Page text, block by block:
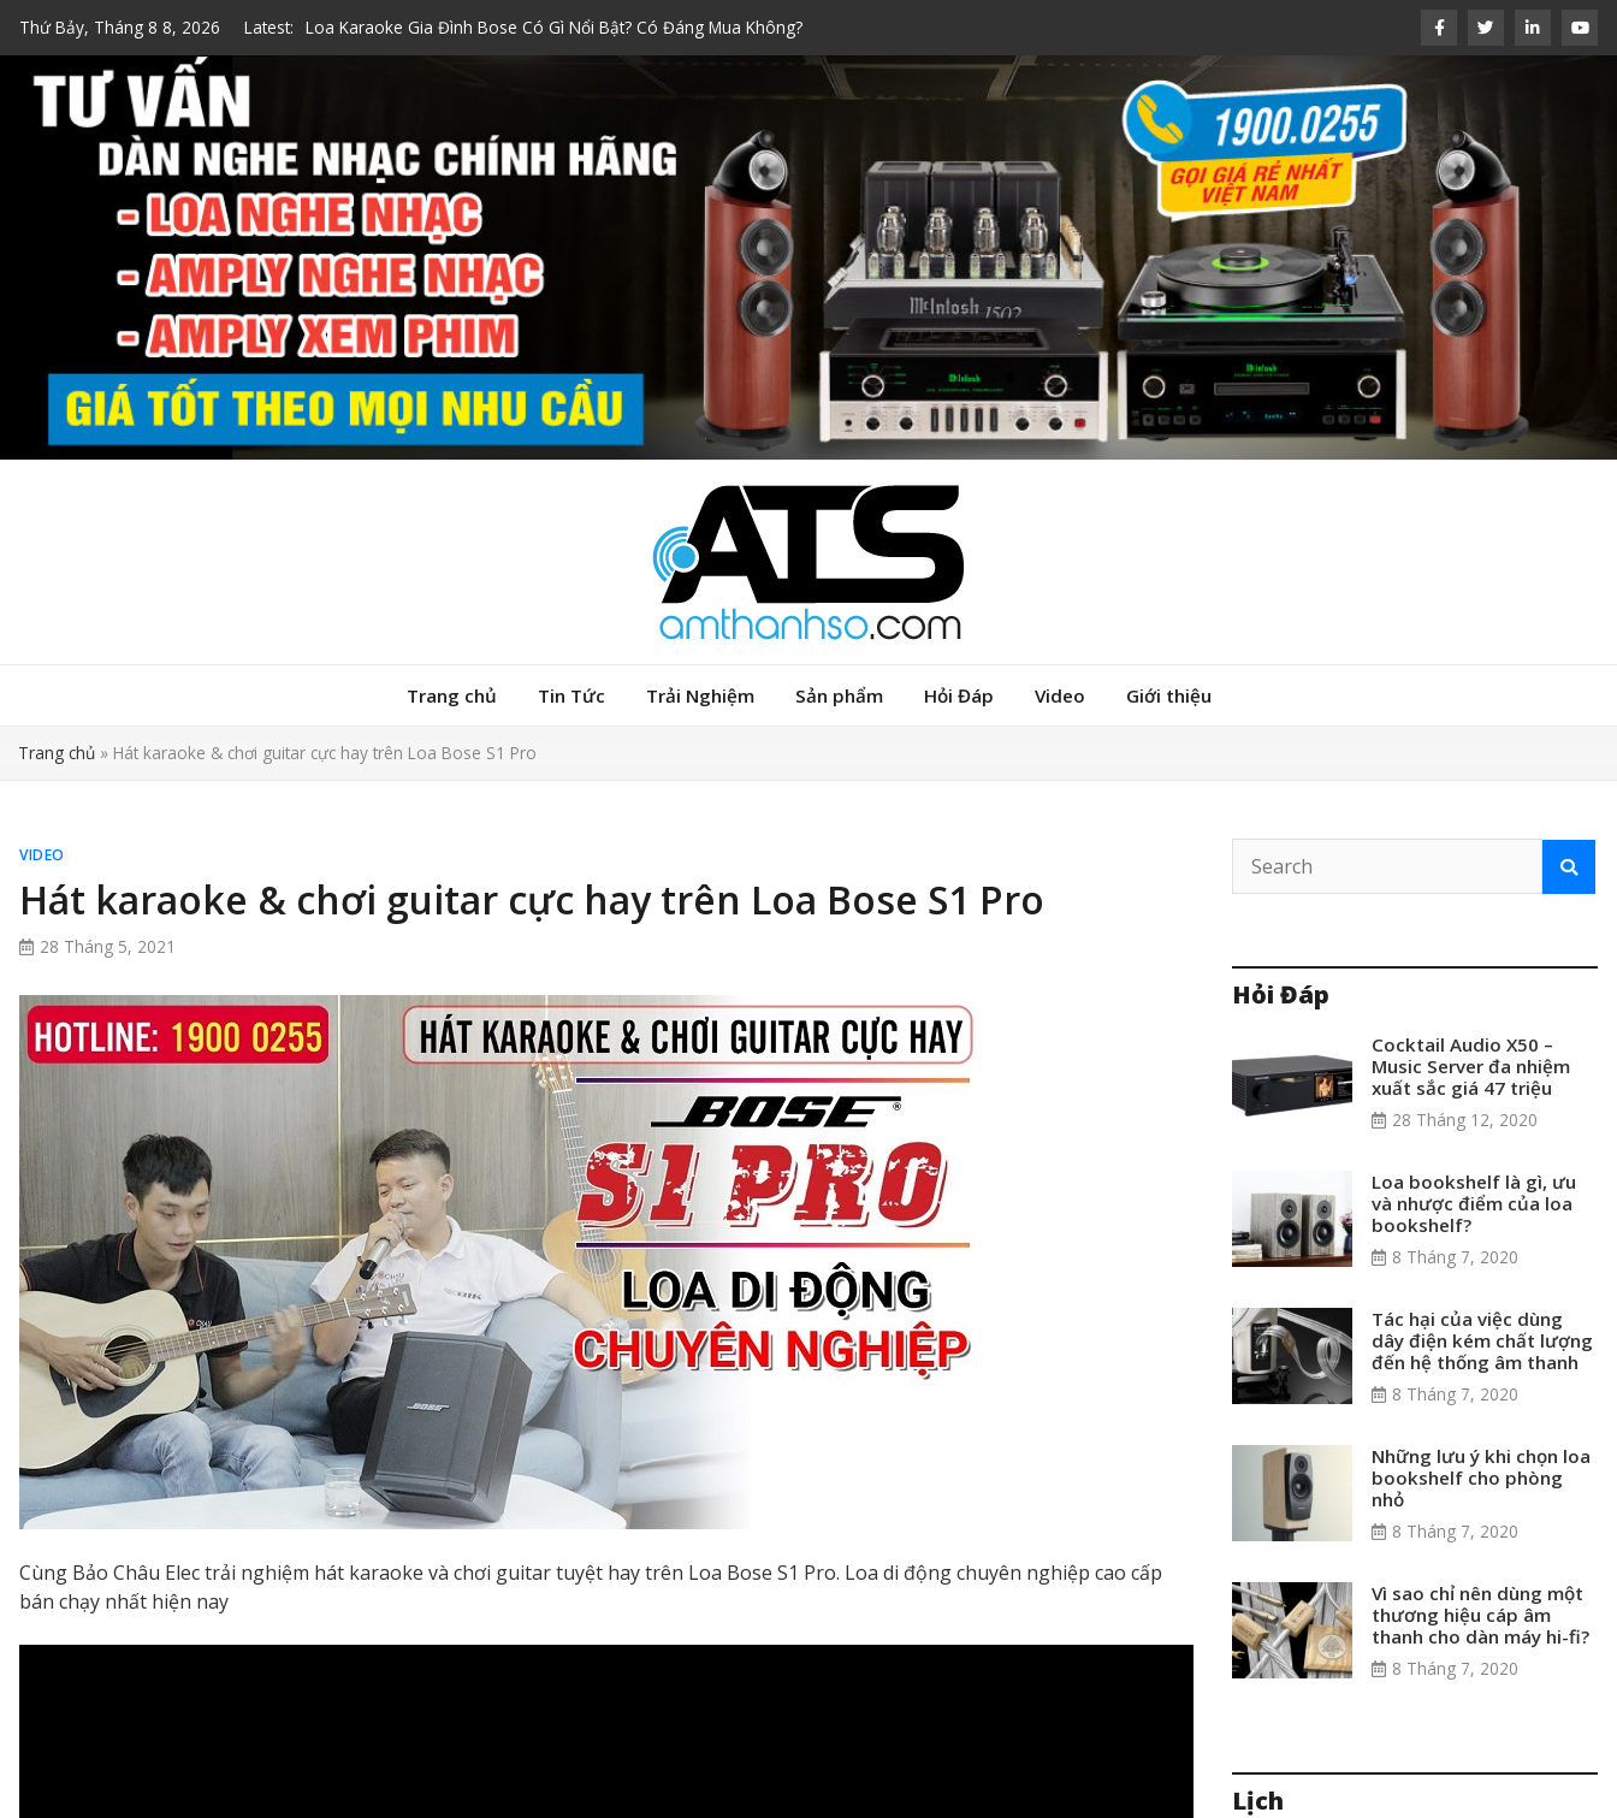
content
Thứ Bảy, Tháng 8 8, 2026 Latest: Top 7 Loa Karaoke Gia Đình Xách Tay Được Ưa Chuộng Nhất!
Top 5 Loa Bose Bluetooth Karaoke đáng mua nhất dịp Tết
Loa Hát Karaoke Gia Đình Mini Nào Tốt? Kinh Nghiệm Chọn
Loa Karaoke Gia Đình Bose Có Gì Nổi Bật? Có Đáng Mua Không?
Trang chủ Tin Tức Trải Nghiệm Sản phẩm Hỏi Đáp Video Giới thiệu
Trang chủ » Hát karaoke & chơi guitar cực hay trên Loa Bose S1 Pro
VIDEO
Hát karaoke & chơi guitar cực hay trên Loa Bose S1 Pro
28 Tháng 5, 2021
Cùng Bảo Châu Elec trải nghiệm hát karaoke và chơi guitar tuyệt hay trên Loa Bose S1 Pro. Loa di động chuyên nghiệp cao cấp
bán chạy nhất hiện nay
Hỏi Đáp
Cocktail Audio X50 –
Music Server đa nhiệm
xuất sắc giá 47 triệu
28 Tháng 12, 2020
Loa bookshelf là gì, ưu
và nhược điểm của loa
bookshelf?
8 Tháng 7, 2020
Tác hại của việc dùng
dây điện kém chất lượng
đến hệ thống âm thanh
8 Tháng 7, 2020
Những lưu ý khi chọn loa
bookshelf cho phòng
nhỏ
8 Tháng 7, 2020
Vì sao chỉ nên dùng một
thương hiệu cáp âm
thanh cho dàn máy hi-fi?
8 Tháng 7, 2020
Lịch